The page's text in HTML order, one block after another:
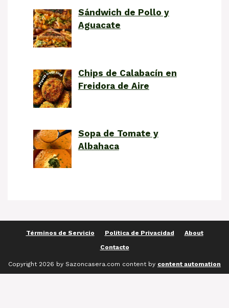
Sándwich de Pollo y
Aguacate
Chips de Calabacín en
Freidora de Aire
Sopa de Tomate y
Albahaca
Términos de Servicio Política de Privacidad
About
Contacto
Copyright 2026 by Sazoncasera.com content by content automation